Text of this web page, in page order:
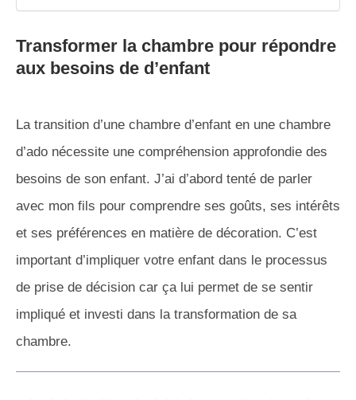
Transformer la chambre pour répondre
aux besoins de d’enfant
La transition d’une chambre d’enfant en une chambre
d’ado nécessite une compréhension approfondie des
besoins de son enfant. J’ai d’abord tenté de parler
avec mon fils pour comprendre ses goûts, ses intérêts
et ses préférences en matière de décoration. C’est
important d’impliquer votre enfant dans le processus
de prise de décision car ça lui permet de se sentir
impliqué et investi dans la transformation de sa
chambre.